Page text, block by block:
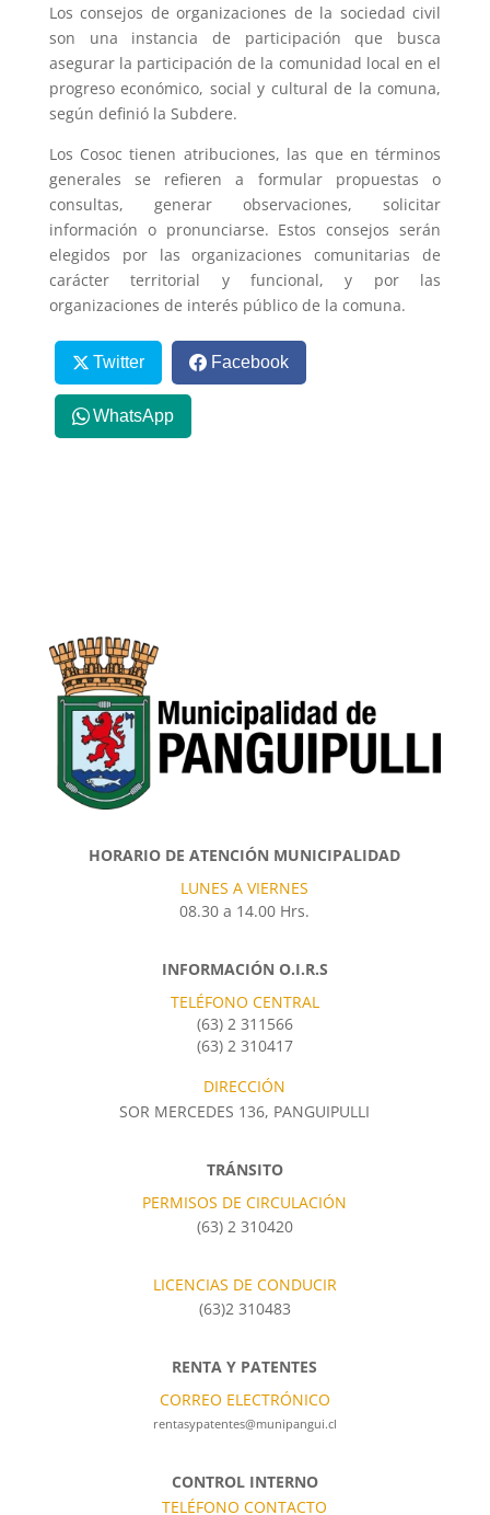
Los consejos de organizaciones de la sociedad civil
son una instancia de participación que busca
asegurar la participación de la comunidad local en el
progreso económico, social y cultural de la comuna,
según definió la Subdere.
Los Cosoc tienen atribuciones, las que en términos
generales se refieren a formular propuestas o
consultas, generar observaciones, solicitar
información o pronunciarse. Estos consejos serán
elegidos por las organizaciones comunitarias de
carácter territorial y funcional, y por las
organizaciones de interés público de la comuna.
Twitter Facebook
WhatsApp
HORARIO DE ATENCIÓN MUNICIPALIDAD
LUNES A VIERNES
08.30 a 14.00 Hrs.
INFORMACIÓN O.I.R.S
TELÉFONO CENTRAL
(63) 2 311566
(63) 2 310417
DIRECCIÓN
SOR MERCEDES 136, PANGUIPULLI
TRÁNSITO
PERMISOS DE CIRCULACIÓN
(63) 2 310420
LICENCIAS DE CONDUCIR
(63)2 310483
RENTA Y PATENTES
CORREO ELECTRÓNICO
rentasypatentes@munipangui.cl
CONTROL INTERNO
TELÉFONO CONTACTO